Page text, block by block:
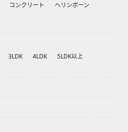
コンクリート
ヘリンボーン
3LDK 4LDK 5LDK以上